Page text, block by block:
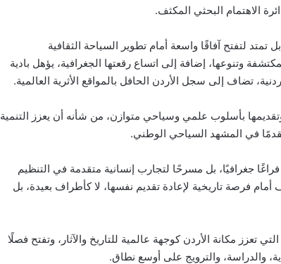
الاهتمام البحثي المكثف.
تمتد لتفتح آفاقًا واسعة أمام تطوير السياحة الثقافية
وتنوعها، إضافة إلى اتساع رقعتها الجغرافية، يؤهل بادية
تضاف إلى سجل الأردن الحافل بالمواقع الأثرية العالمية.
بأسلوب علمي وسياحي متوازن، من شأنه أن يعزز التنمية
في المشهد السياحي الوطني.
جغرافيًا، بل مسرحًا لتجارب إنسانية متقدمة في التنظيم
أمام فرصة تاريخية لإعادة تقديم نفسها، لا كأطراف بعيدة، بل
تعزز مكانة الأردن كوجهة عالمية للتاريخ والآثار، وتفتح فصلًا
والدراسة، والترويج على أوسع نطاق.